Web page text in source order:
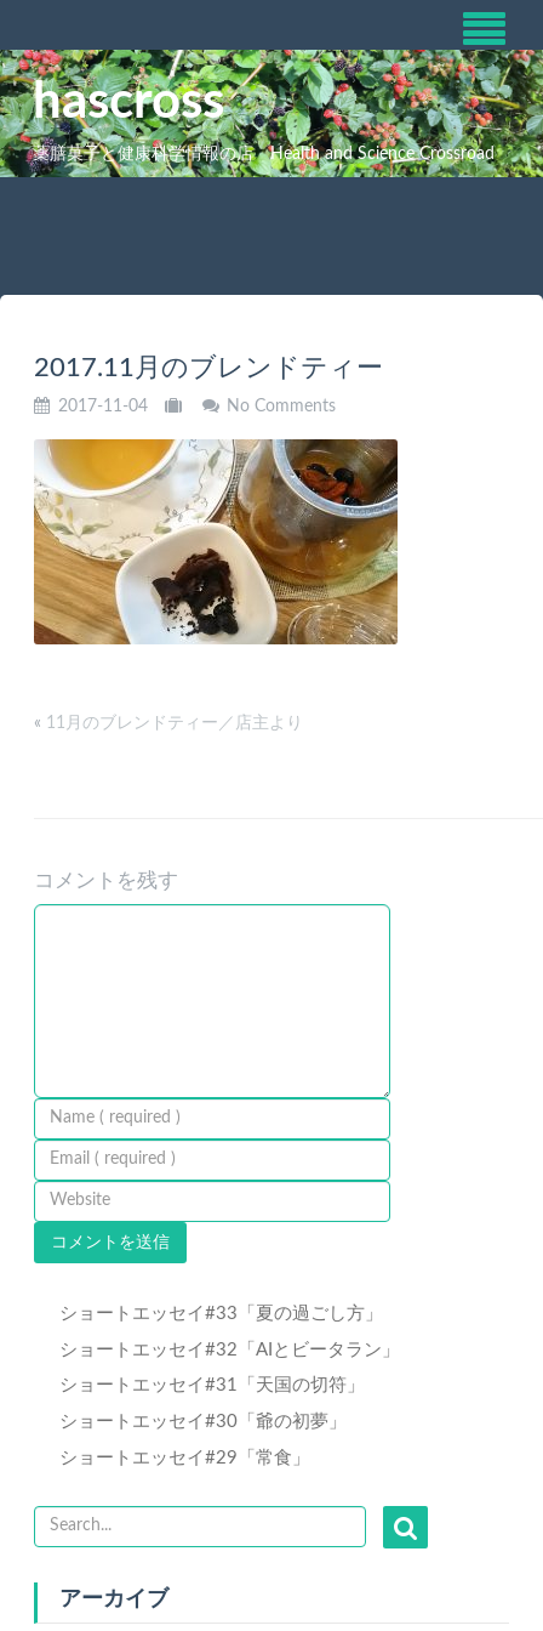
hascross
薬膳菓子と健康科学情報の店 Health and Science Crossroad
2017.11月のブレンドティー
2017-11-04 No Comments
« 11月のブレンドティー／店主より
コメントを残す
ショートエッセイ#33「夏の過ごし方」
ショートエッセイ#32「AIとビータラン」
ショートエッセイ#31「天国の切符」
ショートエッセイ#30「爺の初夢」
ショートエッセイ#29「常食」
アーカイブ